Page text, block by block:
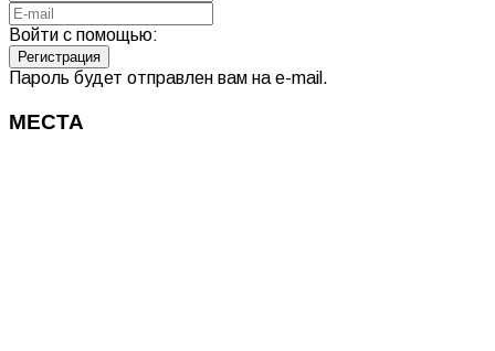
Войти с помощью:
Пароль будет отправлен вам на e-mail.
МЕСТА